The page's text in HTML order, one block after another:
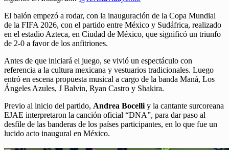
El balón empezó a rodar, con la inauguración de la Copa Mundial
de la FIFA 2026, con el partido entre México y Sudáfrica, realizado
en el estadio Azteca, en Ciudad de México, que significó un triunfo
de 2-0 a favor de los anfitriones.
Antes de que iniciará el juego, se vivió un espectáculo con
referencia a la cultura mexicana y vestuarios tradicionales. Luego
entró en escena propuesta musical a cargo de la banda Maná, Los
Ángeles Azules, J Balvin, Ryan Castro y Shakira.
Previo al inicio del partido, Andrea Bocelli y la cantante surcoreana
EJAE interpretaron la canción oficial “DNA”, para dar paso al
desfile de las banderas de los países participantes, en lo que fue un
lucido acto inaugural en México.